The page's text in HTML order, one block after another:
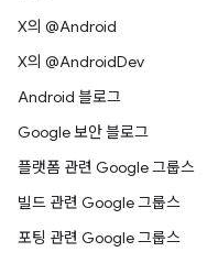
X의 @Android
X의 @AndroidDev
Android 블로그
Google 보안 블로그
플랫폼 관련 Google 그룹스
빌드 관련 Google 그룹스
포팅 관련 Google 그룹스